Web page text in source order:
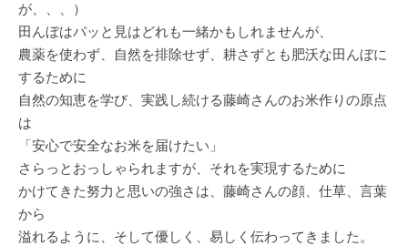
が、、、）
田んぼはパッと見はどれも一緒かもしれませんが、
農薬を使わず、自然を排除せず、耕さずとも肥沃な田んぼに
するために
自然の知恵を学び、実践し続ける藤崎さんのお米作りの原点
は
「安心で安全なお米を届けたい」
さらっとおっしゃられますが、それを実現するために
かけてきた努力と思いの強さは、藤崎さんの顔、仕草、言葉
から
溢れるように、そして優しく、易しく伝わってきました。